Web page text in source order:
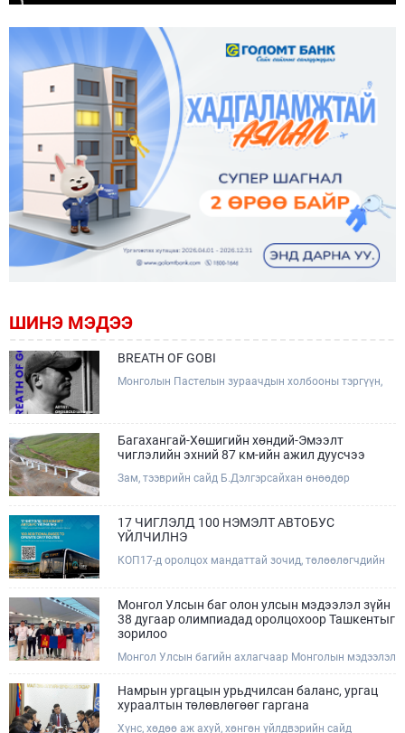
ШИНЭ МЭДЭЭ
BREATH OF GOBI
Монголын Пастелын зураачдын холбооны тэргүүн,
мэндчилж байна.
Багахангай-Хөшигийн хөндий-Эмээлт
чиглэлийн эхний 87 км-ийн ажил дуусчээ
Зам, тээврийн сайд Б.Дэлгэрсайхан өнөөдөр
бүтээн байгуулалтын ажлын явцтай танилцаж,
төмөр замын доод болон дээд бүтцийн үндсэн ажил
тавьж, төслийн талбайд ажиллалаа.
17 ЧИГЛЭЛД 100 НЭМЭЛТ АВТОБУС
ҮЙЛЧИЛНЭ
КОП17-д оролцох мандаттай зочид, төлөөлөгчдийн
буудлууд болон хурлын талбай хооронд урьдчилан
гаргасан цагийн хуваарийн дагуу үйлчилнэ.Эрхэм
хүндэт КОП17-д оролцогч та бүхэн автобусны
харна уу.
Монгол Улсын баг олон улсын мэдээлэл зүйн
38 дугаар олимпиадад оролцохоор Ташкентыг
зорилоо
Монгол Улсын багийн ахлагчаар Монголын мэдээлэл
МХТС-ийн тэнхимийн эрхлэгч, дэд профессор
А.Хүдэр, дэд ахлагчаар Монголын мэдээлэл зүйн
олимпиадын хорооны гишүүн, МУБИС-ийн МБУС-ийн
ахлах багш Ж.Дашдэмбэрэл нар ажиллана
Намрын ургацын урьдчилсан баланс, ургац
хураалтын төлөвлөгөөг гаргана
Хүнс, хөдөө аж ахуй, хөнгөн үйлдвэрийн сайд